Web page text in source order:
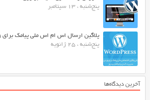
پنج‌شنبه ، 13 سپتامبر
پلاگین ارسال اس ام اس ملی پیامک
پنج‌شنبه ، 25 ژانویه
آخرین دیدگاه‌ها